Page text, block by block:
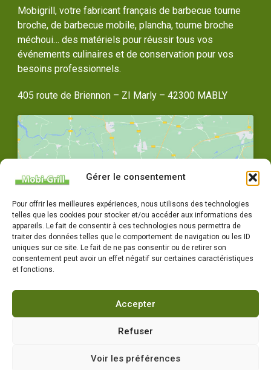
Gérer le consentement
Pour offrir les meilleures expériences, nous utilisons des technologies
telles que les cookies pour stocker et/ou accéder aux informations des
appareils. Le fait de consentir à ces technologies nous permettra de
traiter des données telles que le comportement de navigation ou les ID
uniques sur ce site. Le fait de ne pas consentir ou de retirer son
consentement peut avoir un effet négatif sur certaines caractéristiques
et fonctions.
Accepter
Refuser
Voir les préférences
Mobigrill, votre fabricant français de barbecue tourne
broche, de barbecue mobile, plancha, tourne broche
méchoui… des matériels pour réussir tous vos
événements culinaires et de conservation pour vos
besoins professionnels.
405 route de Briennon – ZI Marly – 42300 MABLY
marketing et activer ce contenu
Horaires : Du lundi au vendredi 8h-12h / 14h-18h